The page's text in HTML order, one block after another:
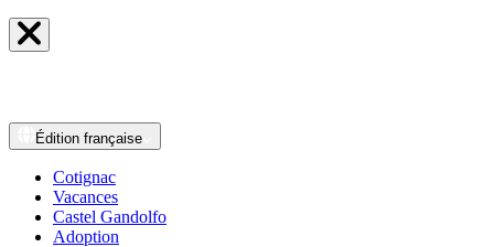
Édition française
Cotignac
Vacances
Castel Gandolfo
Adoption